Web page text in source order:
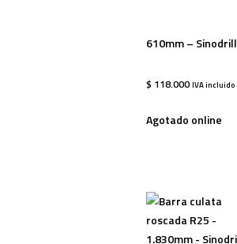
610mm – Sinodrill
$ 118.000 IVA incluido
Agotado online